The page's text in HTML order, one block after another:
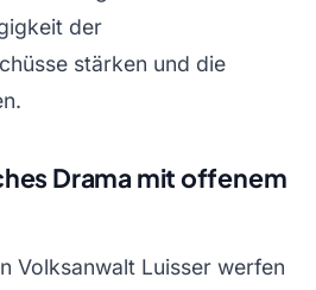
der
stärken und die
Drama mit offenem
Volksanwalt Luisser werfen